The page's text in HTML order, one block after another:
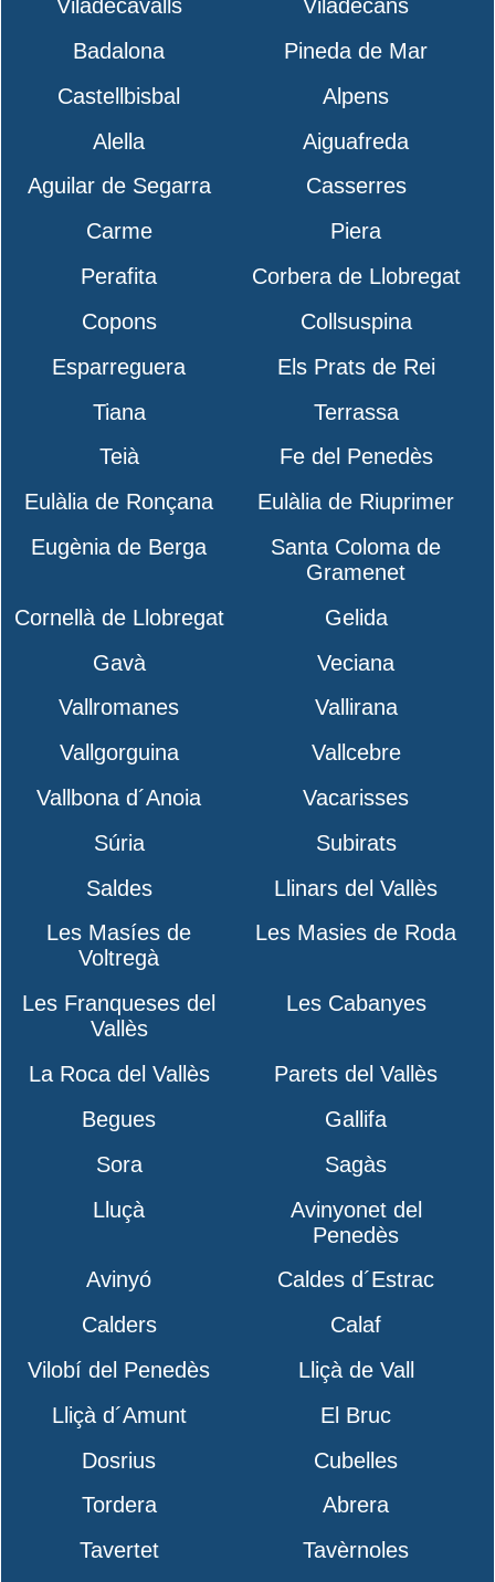
Viladecavalls
Viladecans
Badalona
Pineda de Mar
Castellbisbal
Alpens
Alella
Aiguafreda
Aguilar de Segarra
Casserres
Carme
Piera
Perafita
Corbera de Llobregat
Copons
Collsuspina
Esparreguera
Els Prats de Rei
Tiana
Terrassa
Teià
Fe del Penedès
Eulàlia de Ronçana
Eulàlia de Riuprimer
Eugènia de Berga
Santa Coloma de
Gramenet
Cornellà de Llobregat
Gelida
Gavà
Veciana
Vallromanes
Vallirana
Vallgorguina
Vallcebre
Vallbona d´Anoia
Vacarisses
Súria
Subirats
Saldes
Llinars del Vallès
Les Masíes de
Voltregà
Les Masies de Roda
Les Franqueses del
Vallès
Les Cabanyes
La Roca del Vallès
Parets del Vallès
Begues
Gallifa
Sora
Sagàs
Lluçà
Avinyonet del
Penedès
Avinyó
Caldes d´Estrac
Calders
Calaf
Vilobí del Penedès
Lliçà de Vall
Lliçà d´Amunt
El Bruc
Dosrius
Cubelles
Tordera
Abrera
Tavertet
Tavèrnoles